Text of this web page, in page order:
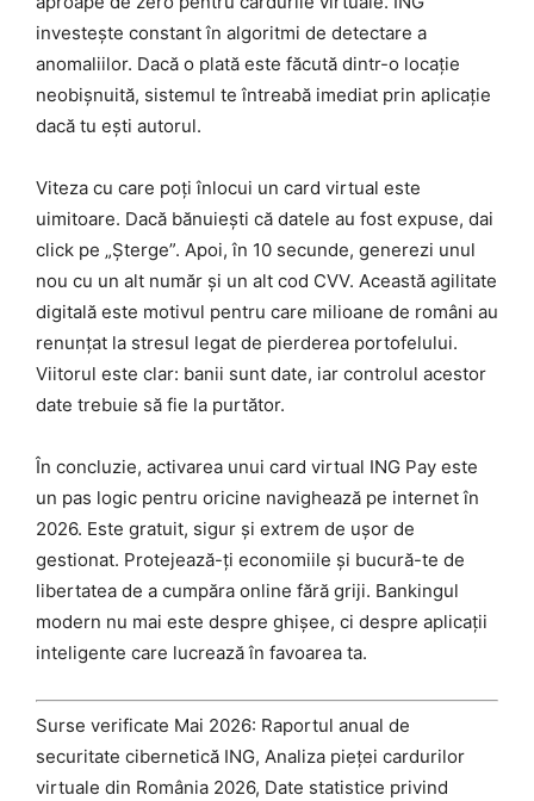
investește constant în algoritmi de detectare a
anomaliilor. Dacă o plată este făcută dintr-o locație
neobișnuită, sistemul te întreabă imediat prin aplicație
dacă tu ești autorul.
Viteza cu care poți înlocui un card virtual este
uimitoare. Dacă bănuiești că datele au fost expuse, dai
click pe „Șterge”. Apoi, în 10 secunde, generezi unul
nou cu un alt număr și un alt cod CVV. Această agilitate
digitală este motivul pentru care milioane de români au
renunțat la stresul legat de pierderea portofelului.
Viitorul este clar: banii sunt date, iar controlul acestor
date trebuie să fie la purtător.
În concluzie, activarea unui card virtual ING Pay este
un pas logic pentru oricine navighează pe internet în
2026. Este gratuit, sigur și extrem de ușor de
gestionat. Protejează-ți economiile și bucură-te de
libertatea de a cumpăra online fără griji. Bankingul
modern nu mai este despre ghișee, ci despre aplicații
inteligente care lucrează în favoarea ta.
Surse verificate Mai 2026: Raportul anual de
securitate cibernetică ING, Analiza pieței cardurilor
virtuale din România 2026, Date statistice privind